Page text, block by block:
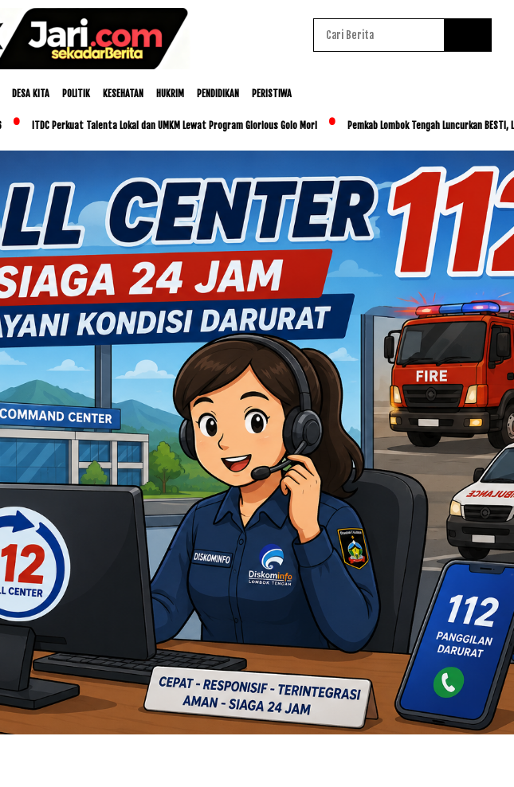
DESA KITA POLITIK KESEHATAN HUKRIM PENDIDIKAN PERISTIWA
Perkuat Talenta Lokal dan UMKM Lewat Program Glorious Golo Mori Pemkab Lombok Tengah Luncurkan BESTI, Libatkan